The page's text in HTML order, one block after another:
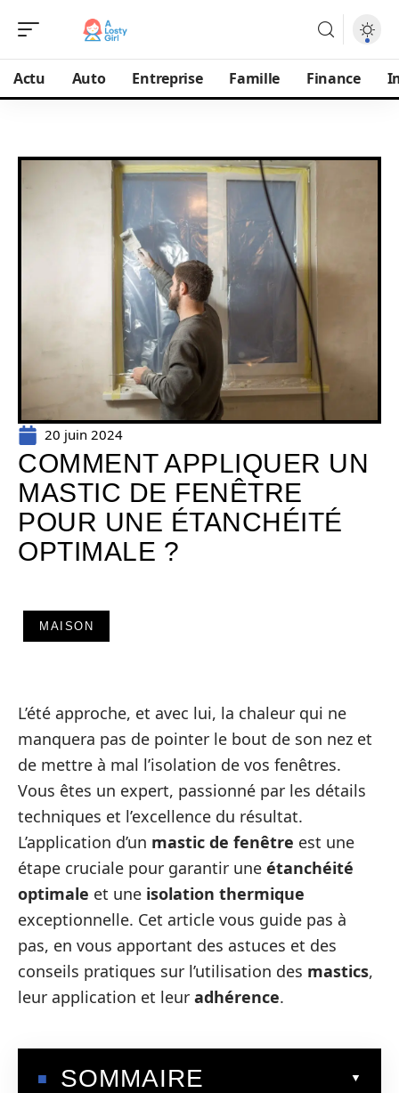
Actu Auto Entreprise Famille Finance
20 juin 2024
COMMENT APPLIQUER UN
MASTIC DE FENÊTRE
POUR UNE ÉTANCHÉITÉ
OPTIMALE ?
MAISON
L’été approche, et avec lui, la chaleur qui ne
manquera pas de pointer le bout de son nez et
de mettre à mal l’isolation de vos fenêtres.
Vous êtes un expert, passionné par les détails
techniques et l’excellence du résultat.
L’application d’un mastic de fenêtre est une
étape cruciale pour garantir une étanchéité
optimale et une isolation thermique
exceptionnelle. Cet article vous guide pas à
pas, en vous apportant des astuces et des
conseils pratiques sur l’utilisation des mastics,
leur application et leur adhérence.
SOMMAIRE